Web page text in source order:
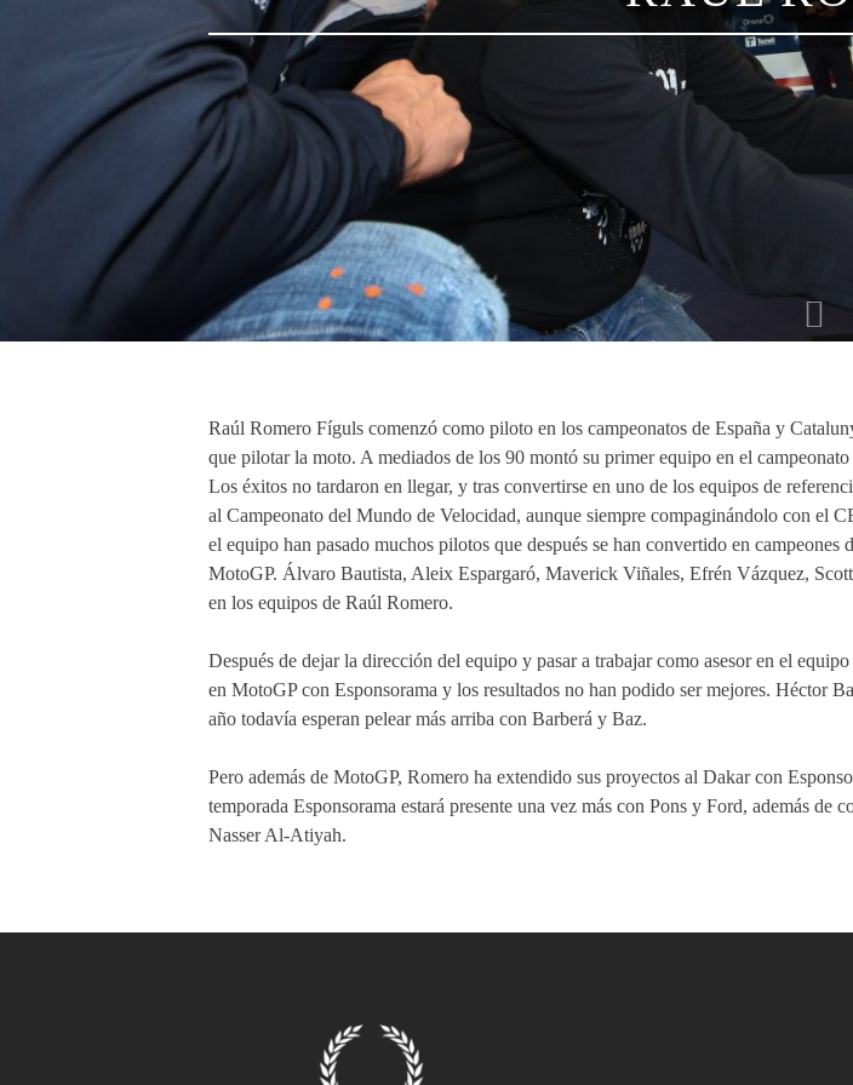
Raúl Romero Fíguls comenzó como piloto en los campeonatos de España y
que pilotar la moto. A mediados de los 90 montó su primer equipo en el
Los éxitos no tardaron en llegar, y tras convertirse en uno de los equipos de
al Campeonato del Mundo de Velocidad, aunque siempre compaginándolo con el
el equipo han pasado muchos pilotos que después se han convertido en
MotoGP. Álvaro Bautista, Aleix Espargaró, Maverick Viñales, Efrén Vázquez,
en los equipos de Raúl Romero.
Después de dejar la dirección del equipo y pasar a trabajar como asesor en el
en MotoGP con Esponsorama y los resultados no han podido ser mejores. Héctor
año todavía esperan pelear más arriba con Barberá y Baz.
Pero además de MotoGP, Romero ha extendido sus proyectos al Dakar con
temporada Esponsorama estará presente una vez más con Pons y Ford, además
Nasser Al-Atiyah.